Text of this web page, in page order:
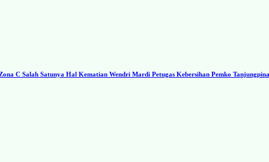
C Salah Satunya Hal Kematian Wendri Mardi Petugas Kebersihan Pemko